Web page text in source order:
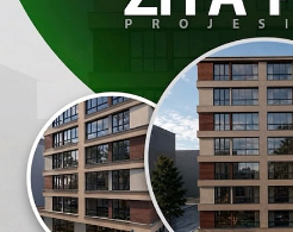
Belediyesi’nin çözüm
Masa’ya defalarca
konuyu ilettiklerini
bugüne kadar hiçbir
çalışmasının
aylarının gelmesiyle